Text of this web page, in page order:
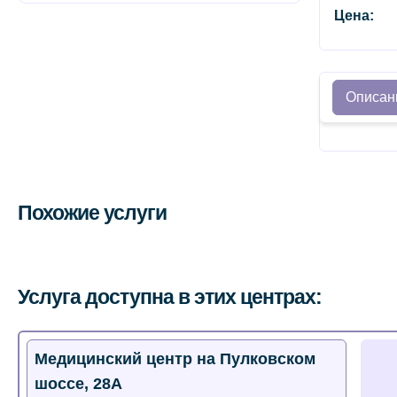
Цена:
Похожие услуги
Услуга доступна в этих центрах:
Медицинский центр на Пулковском
шоссе, 28А